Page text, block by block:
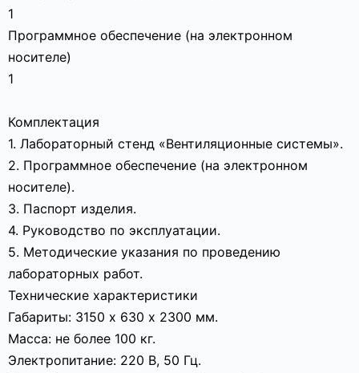
1
Программное обеспечение (на электронном
носителе)
1
Комплектация
1. Лабораторный стенд «Вентиляционные системы».
2. Программное обеспечение (на электронном
носителе).
3. Паспорт изделия.
4. Руководство по эксплуатации.
5. Методические указания по проведению
лабораторных работ.
Технические характеристики
Габариты: 3150 х 630 х 2300 мм.
Масса: не более 100 кг.
Электропитание: 220 В, 50 Гц.